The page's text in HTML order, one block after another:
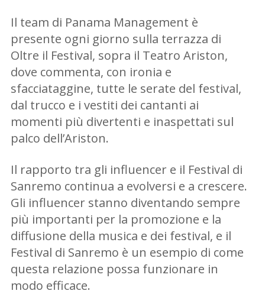
Il team di Panama Management è
presente ogni giorno sulla terrazza di
Oltre il Festival, sopra il Teatro Ariston,
dove commenta, con ironia e
sfacciataggine, tutte le serate del festival,
dal trucco e i vestiti dei cantanti ai
momenti più divertenti e inaspettati sul
palco dell’Ariston.
Il rapporto tra gli influencer e il Festival di
Sanremo continua a evolversi e a crescere.
Gli influencer stanno diventando sempre
più importanti per la promozione e la
diffusione della musica e dei festival, e il
Festival di Sanremo è un esempio di come
questa relazione possa funzionare in
modo efficace.